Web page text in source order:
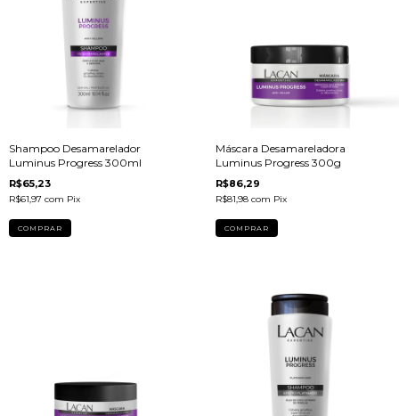
Shampoo Desamarelador
Luminus Progress 300ml
R$65,23
R$61,97 com Pix
Máscara Desamareladora
Luminus Progress 300g
R$86,29
R$81,98 com Pix